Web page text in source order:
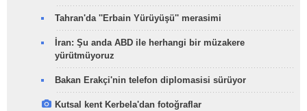
Tahran'da ''Erbain Yürüyüşü'' merasimi
İran: Şu anda ABD ile herhangi bir müzakere
yürütmüyoruz
Bakan Erakçi'nin telefon diplomasisi sürüyor
Kutsal kent Kerbela'dan fotoğraflar